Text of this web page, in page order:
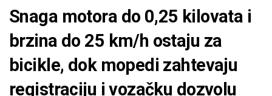
Snaga motora do 0,25 kilovata i
brzina do 25 km/h ostaju za
bicikle, dok mopedi zahtevaju
registraciju i vozačku dozvolu